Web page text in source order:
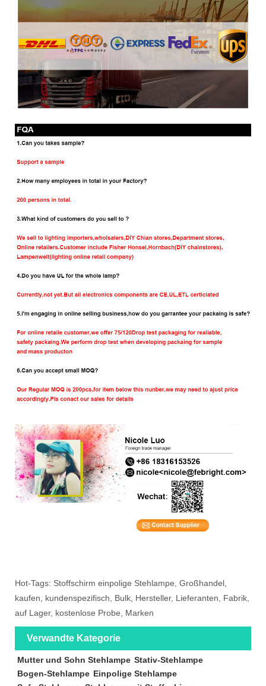
Hot-Tags: Stoffschirm einpolige Stehlampe, Großhandel,
kaufen, kundenspezifisch, Bulk, Hersteller, Lieferanten, Fabrik,
auf Lager, kostenlose Probe, Marken
Verwandte Kategorie
Mutter und Sohn Stehlampe Stativ-Stehlampe
Bogen-Stehlampe Einpolige Stehlampe